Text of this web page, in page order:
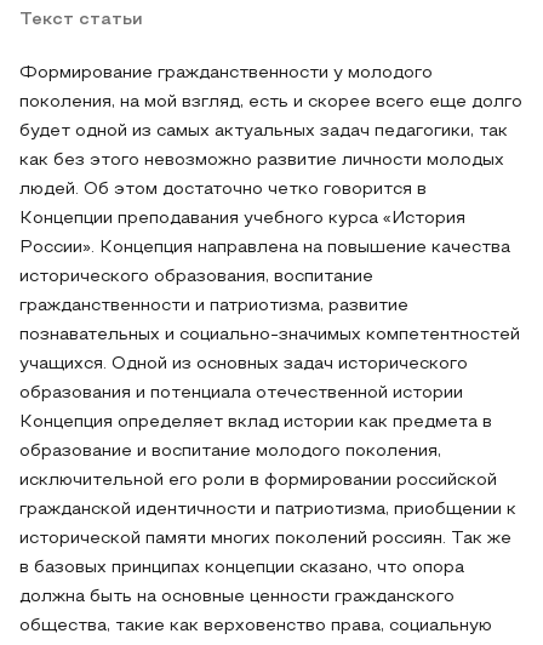
Текст статьи
Формирование гражданственности у молодого
поколения, на мой взгляд, есть и скорее всего еще долго
будет одной из самых актуальных задач педагогики, так
как без этого невозможно развитие личности молодых
людей. Об этом достаточно четко говорится в
Концепции преподавания учебного курса «История
России». Концепция направлена на повышение качества
исторического образования, воспитание
гражданственности и патриотизма, развитие
познавательных и социально-значимых компетентностей
учащихся. Одной из основных задач исторического
образования и потенциала отечественной истории
Концепция определяет вклад истории как предмета в
образование и воспитание молодого поколения,
исключительной его роли в формировании российской
гражданской идентичности и патриотизма, приобщении к
исторической памяти многих поколений россиян. Так же
в базовых принципах концепции сказано, что опора
должна быть на основные ценности гражданского
общества, такие как верховенство права, социальную